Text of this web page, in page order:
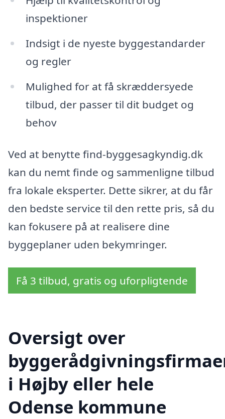
inspektioner
Indsigt i de nyeste byggestandarder
og regler
Mulighed for at få skræddersyede
tilbud, der passer til dit budget og
behov
Ved at benytte find-byggesagkyndig.dk
kan du nemt finde og sammenligne tilbud
fra lokale eksperter. Dette sikrer, at du får
den bedste service til den rette pris, så du
kan fokusere på at realisere dine
byggeplaner uden bekymringer.
Få 3 tilbud, gratis og uforpligtende
Oversigt over
i Højby eller hele
Odense kommune